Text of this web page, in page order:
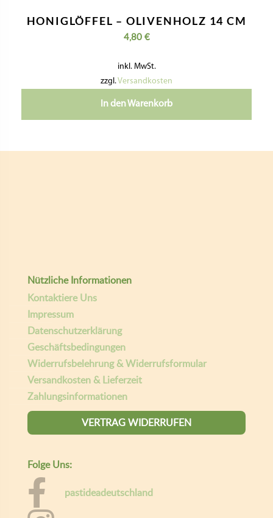
HONIGLÖFFEL – OLIVENHOLZ 14 CM
4,80 €
inkl. MwSt.
zzgl.Versandkosten
In den Warenkorb
Nützliche Informationen
Kontaktiere Uns
Impressum
Datenschutzerklärung
Geschäftsbedingungen
Widerrufsbelehrung & Widerrufsformular
Versandkosten & Lieferzeit
Zahlungsinformationen
VERTRAG WIDERRUFEN
Folge Uns:
pastideadeutschland